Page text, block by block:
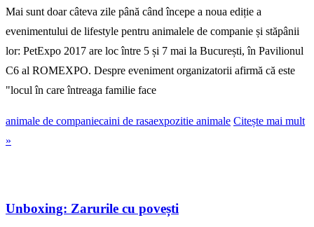
Mai sunt doar câteva zile până când începe a noua ediție a
evenimentului de lifestyle pentru animalele de companie și stăpânii
lor: PetExpo 2017 are loc între 5 și 7 mai la București, în Pavilionul
C6 al ROMEXPO. Despre eveniment organizatorii afirmă că este
"locul în care întreaga familie face
animale de companiecaini de rasaexpozitie animale Citește mai mult
»
Unboxing: Zarurile cu povești